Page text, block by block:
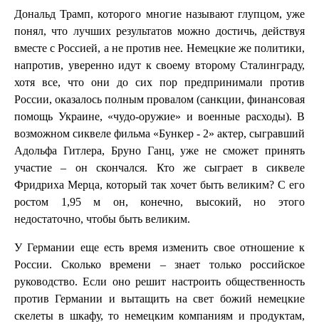
Дональд Трамп, которого многие называют глупцом, уже
понял, что лучших результатов можно достичь, действуя
вместе с Россией, а не против нее. Немецкие же политики,
напротив, уверенно идут к своему второму Сталинграду,
хотя все, что они до сих пор предпринимали против
России, оказалось полным провалом (санкции, финансовая
помощь Украине, «чудо-оружие» и военные расходы). В
возможном сиквеле фильма «Бункер - 2» актер, сыгравший
Адольфа Гитлера, Бруно Ганц, уже не сможет принять
участие – он скончался. Кто же сыграет в сиквеле
Фридриха Мерца, который так хочет быть великим? С его
ростом 1,95 м он, конечно, высокий, но этого
недостаточно, чтобы быть великим.
У Германии еще есть время изменить свое отношение к
России. Сколько времени – знает только российское
руководство. Если оно решит настроить общественность
против Германии и вытащить на свет божий немецкие
скелеты в шкафу, то немецким компаниям и продуктам,